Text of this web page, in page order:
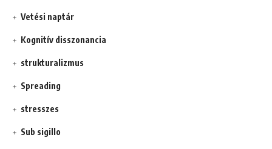
Vetési naptár
Kognitív disszonancia
strukturalizmus
Spreading
stresszes
Sub sigillo